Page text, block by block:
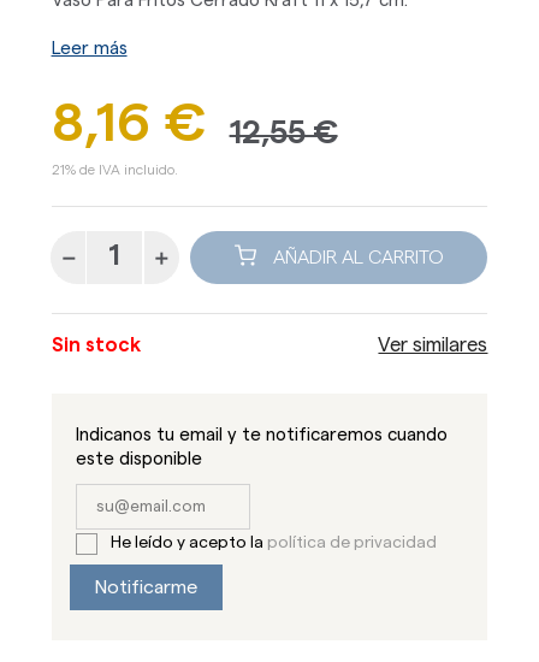
Leer más
8,16 € 12,55 €
21% de IVA incluido.
AÑADIR AL CARRITO
Sin stock Ver similares
Indicanos tu email y te notificaremos cuando
este disponible
He leído y acepto la política de privacidad
Notificarme